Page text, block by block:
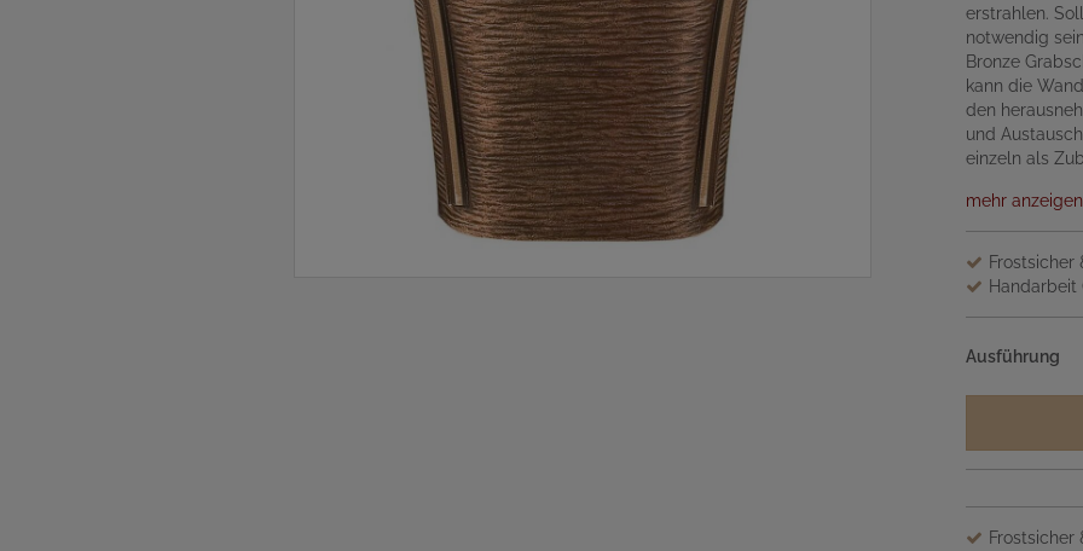
erstrahlen.
notwendig
Bronze
kann die
den
und
einzeln als
mehr anzeigen
Frostsicher
Handarbeit
Ausführung
Frostsicher